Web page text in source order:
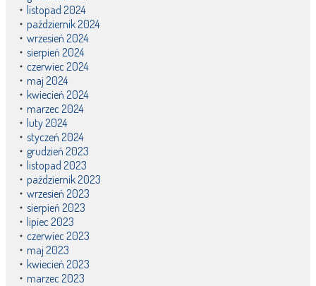
listopad 2024
październik 2024
wrzesień 2024
sierpień 2024
czerwiec 2024
maj 2024
kwiecień 2024
marzec 2024
luty 2024
styczeń 2024
grudzień 2023
listopad 2023
październik 2023
wrzesień 2023
sierpień 2023
lipiec 2023
czerwiec 2023
maj 2023
kwiecień 2023
marzec 2023